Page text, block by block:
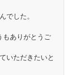
でした。
ありがとうご
いただきたいと